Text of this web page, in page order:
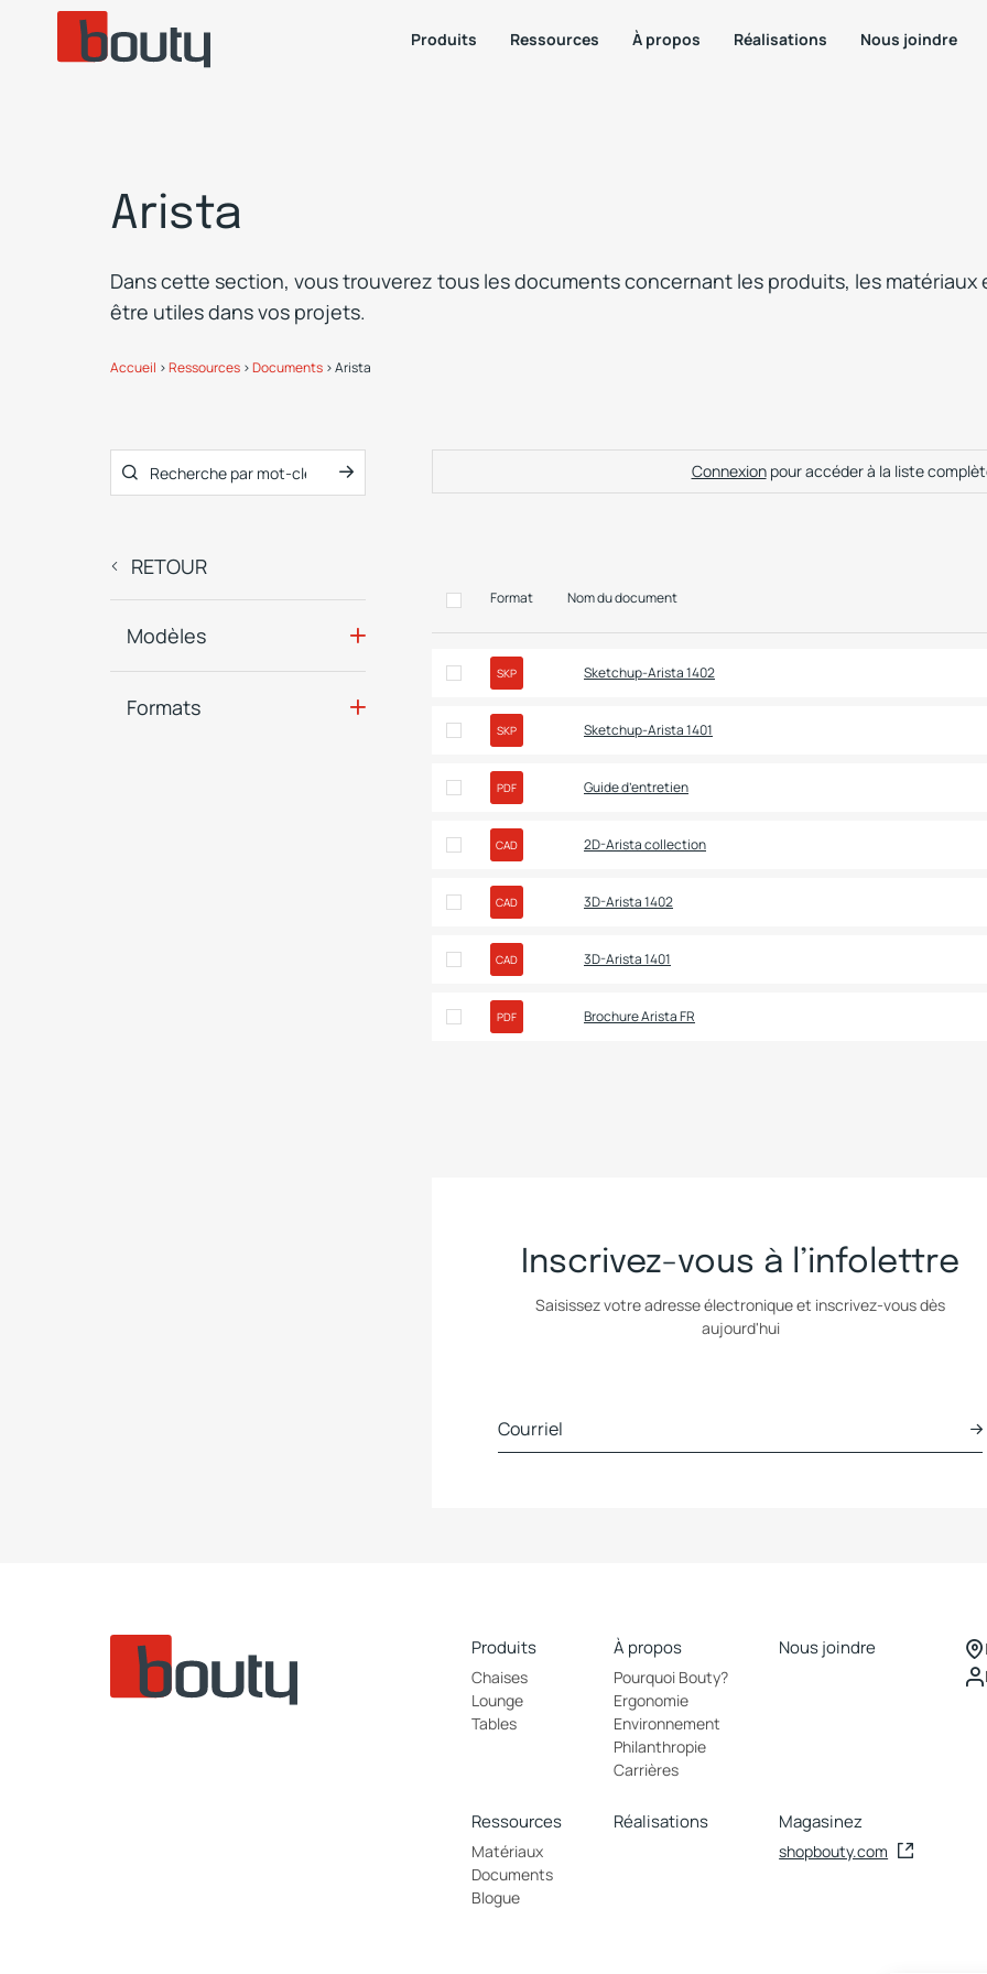
Produits Ressources À propos Réalisations Nous joindre
Arista
Dans cette section, vous trouverez tous les documents concernant les produits, les matériaux
être utiles dans vos projets.
Accueil >Ressources >Documents >Arista
RETOUR
Modèles
Formats
Connexionpour accéder à la liste
Format Nom du document
SKP Sketchup-Arista 1402
SKP Sketchup-Arista 1401
PDF Guide d’entretien
CAD 2D-Arista collection
CAD 3D-Arista 1402
CAD 3D-Arista 1401
PDF Brochure Arista FR
Inscrivez-vous à l’infolettre
Saisissez votre adresse électronique et inscrivez-vous dès
aujourd'hui
Produits
Chaises
Lounge
Tables
Ressources
Matériaux
Documents
Blogue
À propos
Pourquoi Bouty?
Ergonomie
Environnement
Philanthropie
Carrières
Réalisations
Nous joindre
Magasinez
shopbouty.com